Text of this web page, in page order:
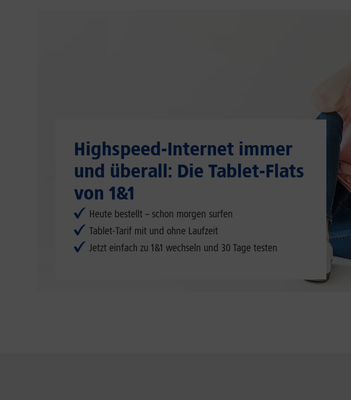
Highspeed-Internet immer
und überall: Die Tablet-Flats
von 1&1
Heute bestellt – schon morgen surfen
Tablet-Tarif mit und ohne Laufzeit
Jetzt einfach zu 1&1 wechseln und 30 Tage testen